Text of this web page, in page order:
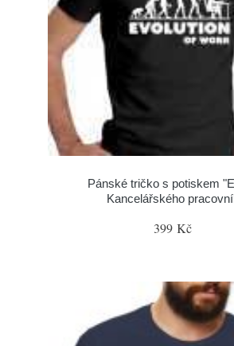
Pánské tričko s potiskem
Kancelářského
399 Kč